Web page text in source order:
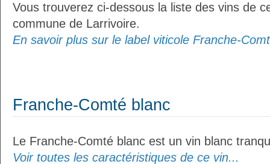
Vous trouverez ci-dessous la liste des vins de
commune de Larrivoire.
En savoir plus sur le label viticole Franche-
Franche-Comté blanc
Le Franche-Comté blanc est un vin blanc
Voir toutes les caractéristiques de ce vin...